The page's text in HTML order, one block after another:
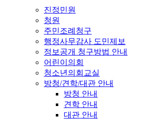
진정민원
청원
주민조례청구
행정사무감사 도민제보
정보공개 청구방법 안내
어린이의회
청소년의회교실
방청/견학/대관 안내
방청 안내
견학 안내
대관 안내